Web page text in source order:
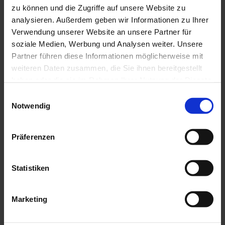
zu können und die Zugriffe auf unsere Website zu
analysieren. Außerdem geben wir Informationen zu Ihrer
Verwendung unserer Website an unsere Partner für
soziale Medien, Werbung und Analysen weiter. Unsere
Partner führen diese Informationen möglicherweise mit
weiteren Daten zusammen, die Sie ihnen bereitgestellt
Notwendig
Präferenzen
Statistiken
Marketing
Wie hoch ist die Förderung?
Das Förderprogramm Berliner InvestitionsBONUS
setzt sich aus der Grundförderung und einer
optionalen Nachhaltigkeitsförderung zusammen.
Zuschüsse.
1. Grundförderung
Die Grundförderung gewährt Zuschüsse von
maximal 30 Prozent der förderfähigen
Die konkrete Förderhöhe bemisst sich nach dem